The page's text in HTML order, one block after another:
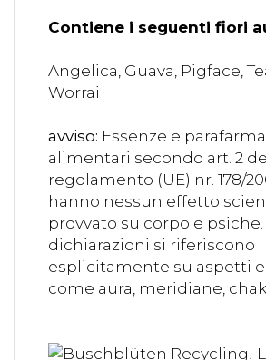
Contiene i seguenti fiori
Angelica, Guava, Pigface,
Worrai
avviso: Essenze e
alimentari secondo art. 2
regolamento (UE) nr. 178/
hanno nessun effetto
provvato su corpo e
dichiarazioni si riferiscono
esplicitamente su aspetti
come aura, meridiane,